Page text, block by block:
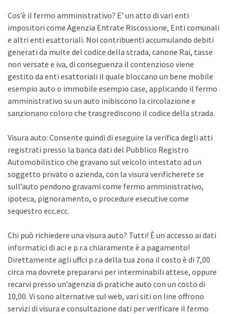
Cos’è il fermo amministrativo? E’ un atto di vari enti
impositori come Agenzia Entrate Riscossione, Enti comunali
e altri enti esattoriali. Noi contribuenti accumulando debiti
generati da multe del codice della strada, canone Rai, tasse
non versate e iva, di conseguenza il contenzioso viene
gestito da enti esattoriali il quale bloccano un bene mobile
esempio auto o immobile esempio case, applicando il fermo
amministrativo su un auto inibiscono la circolazione e
sanzionano coloro che trasgrediscono il codice della strada.
Visura auto: Consente quindi di eseguire la verifica degli atti
registrati presso la banca dati del Pubblico Registro
Automobilistico che gravano sul veicolo intestato ad un
soggetto privato o azienda, con la visura verificherete se
sull’auto pendono gravami come fermo amministrativo,
ipoteca, pignoramento, o procedure esecutive come
sequestro ecc.ecc.
Chi può richiedere una visura auto? Tutti! È un accesso ai dati
informatici di aci e p.r.a chiaramente è a pagamento!
Direttamente agli uffci p.r.a della tua zona il costo è di 7,00
circa ma dovrete prepararvi per interminabili attese, oppure
recarvi presso un’agenzia di pratiche auto con un costo di
10,00. Vi sono alternative sul web, vari siti on line offrono
servizi di visura e consultazione dati per verificare il fermo